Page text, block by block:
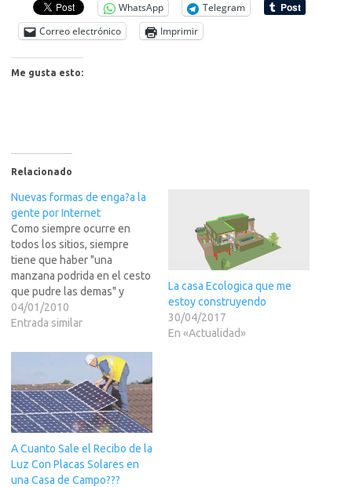
WhatsApp
Telegram
Correo electrónico
Imprimir
Me gusta esto:
Relacionado
Nuevas formas de enga?a la
gente por Internet
Como siempre ocurre en
todos los sitios, siempre
tiene que haber "una
manzana podrida en el cesto
que pudre las demas" y
como sabeis, Internet es
perfecta para dar timos a
mucho y esas manzanas
podridas abundan
ultimamente mucho.Bueno,
el caso que la epoca es…
04/01/2010
Entrada similar
La casa Ecologica que me
estoy construyendo
30/04/2017
En «Actualidad»
A Cuanto Sale el Recibo de la
Luz Con Placas Solares en
una Casa de Campo???